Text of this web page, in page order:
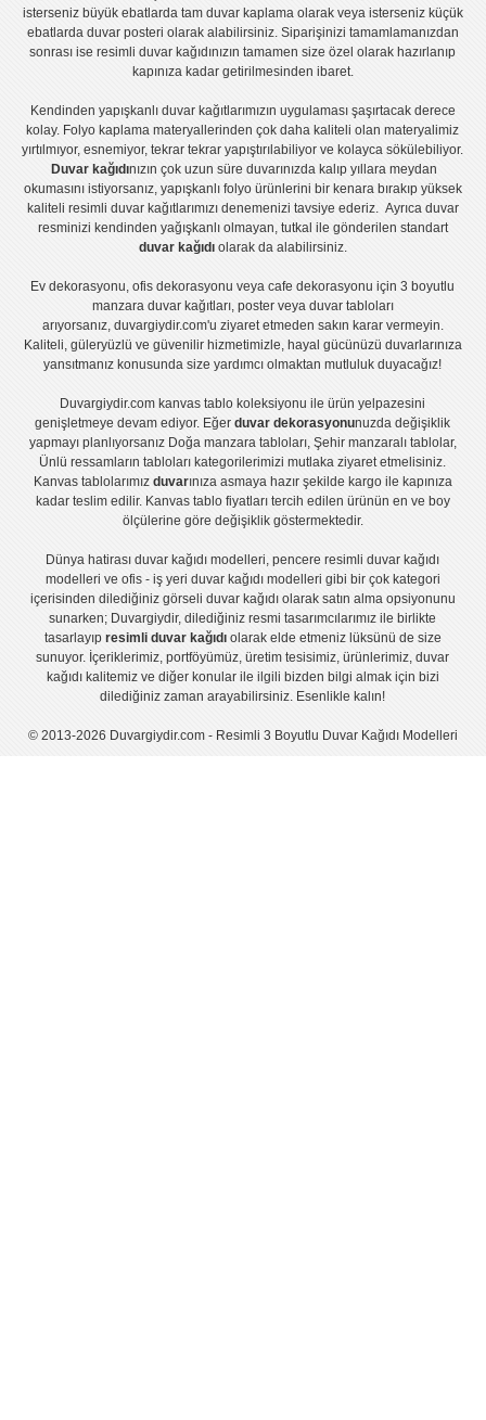
isterseniz büyük ebatlarda tam duvar kaplamaolarak veya isterseniz küçük
ebatlarda duvar posteri olarak alabilirsiniz. Siparişinizi tamamlamanızdan
sonrası iseresimli duvar kağıdınızın tamamen size özel olarak hazırlanıp
kapınıza kadar getirilmesinden ibaret.
Kendinden yapışkanlı duvar kağıtlarımızın uygulamasışaşırtacak derece
kolay. Folyo kaplama materyallerinden çok daha kaliteli olanmateryalimiz
yırtılmıyor, esnemiyor, tekrar tekrar yapıştırılabiliyor ve kolayca sökülebiliyor.
Duvar kağıdınızın çok uzun süre duvarınızda kalıp yıllara meydan
okumasını istiyorsanız, yapışkanlı folyoürünlerini bir kenara bırakıp yüksek
kaliteli resimli duvar kağıtlarımızı denemenizi tavsiye ederiz. Ayrıca duvar
resminizi kendinden yağışkanlı olmayan, tutkal ile gönderilen standart
duvar kağıdıolarak da alabilirsiniz.
Ev dekorasyonu,ofis dekorasyonu veyacafe dekorasyonu için3 boyutlu
manzara duvar kağıtları, posterveya duvar tabloları
arıyorsanız, duvargiydir.com'u ziyaret etmeden sakın karar vermeyin.
Kaliteli, güleryüzlü ve güvenilir hizmetimizle, hayal gücünüzü duvarlarınıza
yansıtmanız konusunda size yardımcı olmaktan mutluluk duyacağız!
Duvargiydir.com kanvas tablo koleksiyonu ile ürün yelpazesini
genişletmeye devam ediyor. Eğerduvar dekorasyonunuzda değişiklik
yapmayı planlıyorsanız Doğa manzara tabloları, Şehir manzaralı tablolar,
Ünlü ressamların tabloları kategorilerimizi mutlaka ziyaret etmelisiniz.
Kanvas tablolarımız duvarınıza asmaya hazır şekilde kargo ile kapınıza
kadar teslim edilir. Kanvas tablo fiyatlarıtercih edilen ürünün en ve boy
ölçülerine göre değişiklik göstermektedir.
Dünya hatirası duvar kağıdı modelleri,pencere resimli duvar kağıdı
modelleri ve ofis - iş yeri duvar kağıdı modelleri gibi bir çok kategori
içerisinden dilediğiniz görseli duvar kağıdı olarak satın alma opsiyonunu
sunarken; Duvargiydir, dilediğiniz resmi tasarımcılarımız ile birlikte
tasarlayıp resimli duvar kağıdıolarak elde etmeniz lüksünü de size
sunuyor. İçeriklerimiz, portföyümüz, üretim tesisimiz, ürünlerimiz, duvar
kağıdı kalitemiz ve diğer konular ile ilgili bizden bilgi almak için bizi
dilediğiniz zaman arayabilirsiniz. Esenlikle kalın!
© 2013-2026 Duvargiydir.com - Resimli 3 Boyutlu Duvar Kağıdı Modelleri